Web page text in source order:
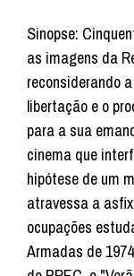
Sinopse:
as imagens da
reconsiderando
libertação e o
para a sua
cinema que
hipótese de um
atravessa a
ocupações
Armadas de